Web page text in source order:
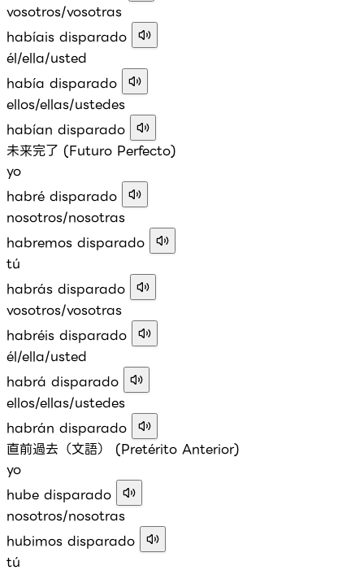
vosotros/vosotras
habíais disparado
él/ella/usted
había disparado
ellos/ellas/ustedes
habían disparado
未来完了 (Futuro Perfecto)
yo
habré disparado
nosotros/nosotras
habremos disparado
tú
habrás disparado
vosotros/vosotras
habréis disparado
él/ella/usted
habrá disparado
ellos/ellas/ustedes
habrán disparado
直前過去（文語） (Pretérito Anterior)
yo
hube disparado
nosotros/nosotras
hubimos disparado
tú